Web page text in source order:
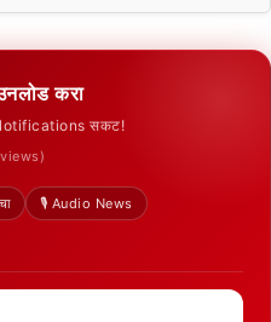
करा
Notifications सकट!
🎙️ Audio News